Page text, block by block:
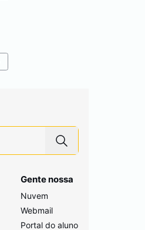
Gente nossa
Nuvem
Webmail
Portal do aluno